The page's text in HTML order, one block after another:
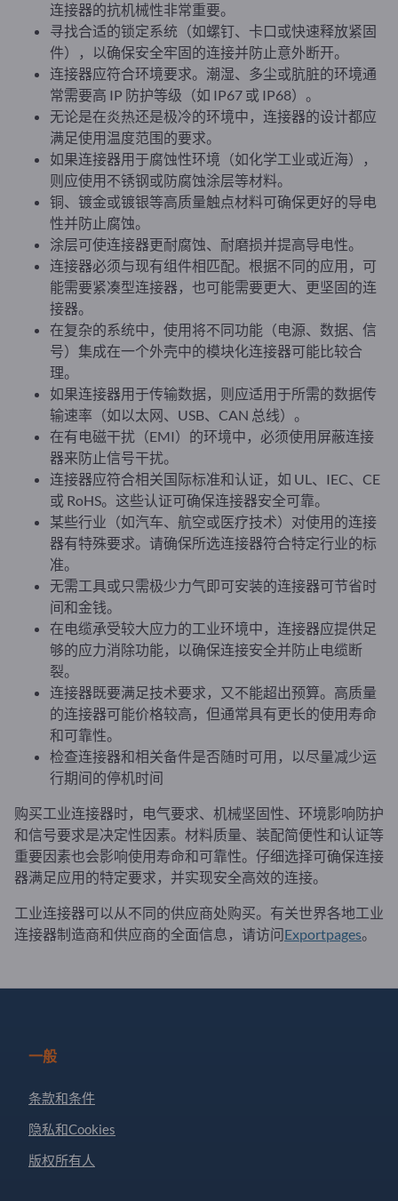
连接器的抗机械性非常重要。
寻找合适的锁定系统（如螺钉、卡口或快速释放紧固
件），以确保安全牢固的连接并防止意外断开。
连接器应符合环境要求。潮湿、多尘或肮脏的环境通
常需要高 IP 防护等级（如 IP67 或 IP68）。
无论是在炎热还是极冷的环境中，连接器的设计都应
满足使用温度范围的要求。
如果连接器用于腐蚀性环境（如化学工业或近海），
则应使用不锈钢或防腐蚀涂层等材料。
铜、镀金或镀银等高质量触点材料可确保更好的导电
性并防止腐蚀。
涂层可使连接器更耐腐蚀、耐磨损并提高导电性。
连接器必须与现有组件相匹配。根据不同的应用，可
能需要紧凑型连接器，也可能需要更大、更坚固的连
接器。
在复杂的系统中，使用将不同功能（电源、数据、信
号）集成在一个外壳中的模块化连接器可能比较合
理。
如果连接器用于传输数据，则应适用于所需的数据传
输速率（如以太网、USB、CAN 总线）。
在有电磁干扰（EMI）的环境中，必须使用屏蔽连接
器来防止信号干扰。
连接器应符合相关国际标准和认证，如 UL、IEC、CE
或 RoHS。这些认证可确保连接器安全可靠。
某些行业（如汽车、航空或医疗技术）对使用的连接
器有特殊要求。请确保所选连接器符合特定行业的标
准。
无需工具或只需极少力气即可安装的连接器可节省时
间和金钱。
在电缆承受较大应力的工业环境中，连接器应提供足
够的应力消除功能，以确保连接安全并防止电缆断
裂。
连接器既要满足技术要求，又不能超出预算。高质量
的连接器可能价格较高，但通常具有更长的使用寿命
和可靠性。
检查连接器和相关备件是否随时可用，以尽量减少运
行期间的停机时间
购买工业连接器时，电气要求、机械坚固性、环境影响防护
和信号要求是决定性因素。材料质量、装配简便性和认证等
重要因素也会影响使用寿命和可靠性。仔细选择可确保连接
器满足应用的特定要求，并实现安全高效的连接。
工业连接器可以从不同的供应商处购买。有关世界各地工业
连接器制造商和供应商的全面信息，请访问Exportpages。
一般
条款和条件
隐私和Cookies
版权所有人